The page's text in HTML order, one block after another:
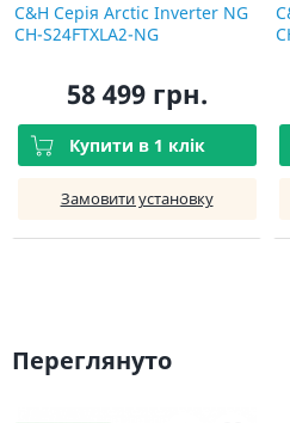
C&H Серія Arctic Inverter NG
CH-S24FTXLA2-NG
58 499 грн.
Купити в 1 клік
Замовити установку
Переглянуто